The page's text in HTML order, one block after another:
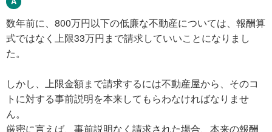
数年前に、800万円以下の低廉な不動産については、報酬算
式ではなく上限33万円まで請求していいことになりまし
た。
しかし、上限金額まで請求するには不動産屋から、そのコ
トに対する事前説明を本来してもらわなければなりませ
ん。
厳密に言えば、事前説明なく請求された場合、本来の報酬